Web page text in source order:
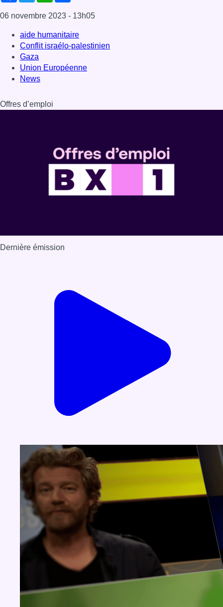
06 novembre 2023 - 13h05
aide humanitaire
Conflit israélo-palestinien
Gaza
Union Européenne
News
Offres d’emploi
Dernière émission